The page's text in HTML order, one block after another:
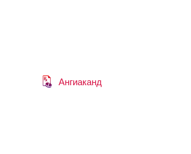
Ангиаканд